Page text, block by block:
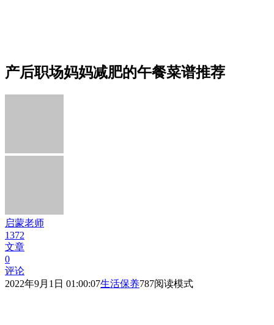
产后职场妈妈减肥的午餐菜谱推荐
启蒙老师
1372
文章
0
评论
2022年9月1日 01:00:07生活保养787阅读模式